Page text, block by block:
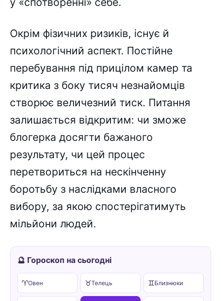
Окрім фізичних ризиків, існує й
психологічний аспект. Постійне
перебування під прицілом камер та
критика з боку тисяч незнайомців
створює величезний тиск. Питання
залишається відкритим: чи зможе
блогерка досягти бажаного
результату, чи цей процес
перетвориться на нескінченну
боротьбу з наслідками власного
вибору, за якою спостерігатимуть
мільйони людей.
🔮 Гороскоп на сьогодні
♈Овен ♉Телець ♊Близнюки